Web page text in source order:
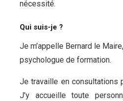
nécessité.
Qui suis-je ?
Je m’appelle Bernard le
psychologue de formation.
Je travaille en consultations
J’y accueille toute